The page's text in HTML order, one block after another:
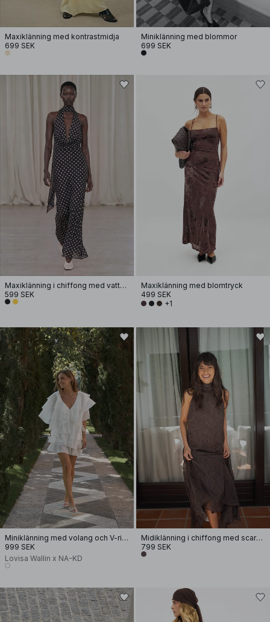
Maxiklänning med kontrastmidja
699 SEK
Miniklänning med blommor
699 SEK
Maxiklänning i chiffong med vattenfallseffekt
599 SEK
Maxiklänning med blomtryck
499 SEK
+1
Miniklänning med volang och V-ringning
999 SEK
Lovisa Wallin x NA-KD
Midiklänning i chiffong med scarf-detalj
799 SEK